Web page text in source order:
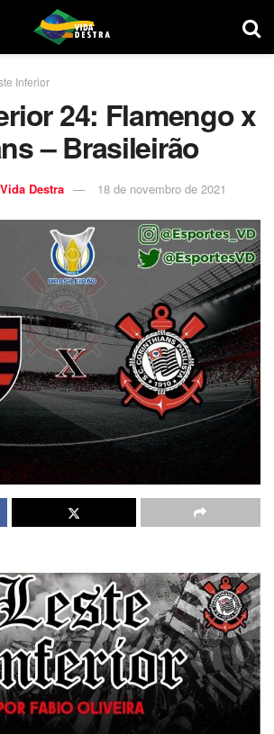
Inferior
24: Flamengo x
– Brasileirão
Destra 18 de novembro de 2021